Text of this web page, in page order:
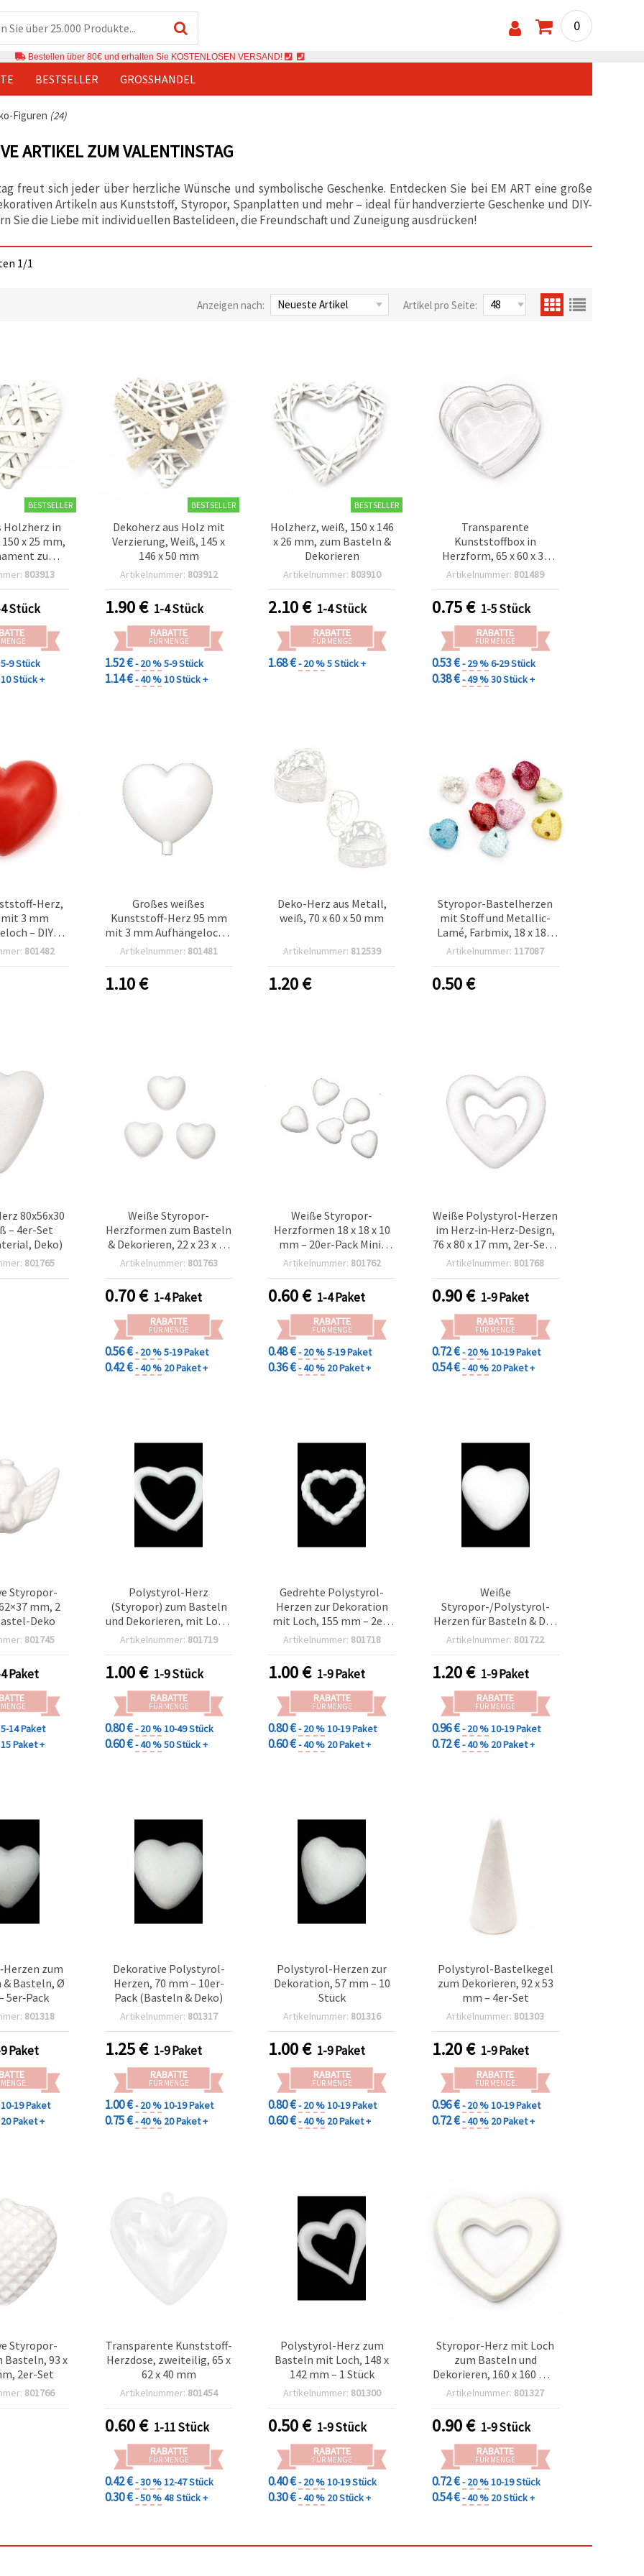
0
Bestellen über 80€ und erhalten Sie KOSTENLOSEN VERSAND!
BESTSELLER GROSSHANDEL
Figuren (24)
ARTIKEL ZUM VALENTINSTAG
freut sich jeder über herzliche Wünsche und symbolische Geschenke. Entdecken Sie bei EM ART eine große
Artikeln aus Kunststoff, Styropor, Spanplatten und mehr – ideal für handverzierte Geschenke und DIY-
Sie die Liebe mit individuellen Bastelideen, die Freundschaft und Zuneigung ausdrücken!
1/1
Anzeigen nach: Artikel pro Seite:
BESTSELLER
Holzherz in
x 25 mm,
zum
803913
Stück
5-9 Stück
10 Stück +
BESTSELLER
Dekoherz aus Holz mit
Verzierung, Weiß, 145 x
146 x 50 mm
Artikelnummer: 803912
1.90€ 1-4 Stück
RABATTE
FÜR MENGE
1.52 €- 20 %5-9 Stück
1.14 €- 40 %10 Stück +
BESTSELLER
Holzherz, weiß, 150 x 146
x 26 mm, zum Basteln &
Dekorieren
Artikelnummer: 803910
2.10€ 1-4 Stück
RABATTE
FÜR MENGE
1.68 €- 20 %5 Stück +
Transparente
Kunststoffbox in
Herzform, 65 x 60 x 30
mm
Artikelnummer: 801489
0.75€ 1-5 Stück
RABATTE
FÜR MENGE
0.53 €- 29 %6-29 Stück
0.38 €- 49 %30 Stück +
Herz,
3 mm
– DIY
&
801482
Großes weißes
Kunststoff-Herz 95 mm
mit 3 mm Aufhängeloch –
DIY Bastelrohling für
Valentinstag
Artikelnummer: 801481
1.10€
Deko-Herz aus Metall,
weiß, 70 x 60 x 50 mm
Artikelnummer: 812539
1.20€
Styropor-Bastelherzen
mit Stoff und Metallic-
Lamé, Farbmix, 18 x 18 x
10 mm – 10 Stück
Artikelnummer: 117087
0.50€
80x56x30
– 4er-Set
Deko)
801765
Weiße Styropor-
Herzformen zum Basteln
& Dekorieren, 22 x 23 x 15
mm, 20 Stück
Artikelnummer: 801763
0.70€ 1-4 Paket
RABATTE
FÜR MENGE
0.56 €- 20 %5-19 Paket
0.42 €- 40 % 20 Paket +
Weiße Styropor-
Herzformen 18 x 18 x 10
mm – 20er-Pack Mini-
Schaumstoff-Herzen zum
Artikelnummer: 801762
0.60€ 1-4 Paket
RABATTE
FÜR MENGE
0.48 €- 20 %5-19 Paket
0.36 €- 40 % 20 Paket +
Weiße Polystyrol-Herzen
im Herz‑in‑Herz‑Design,
76 x 80 x 17 mm, 2er-Set –
Styropor-Bastelrohlinge
für Hochzeit &
Valentinstag
Artikelnummer: 801768
0.90€ 1-9 Paket
RABATTE
FÜR MENGE
0.72 €- 20 %10-19 Paket
0.54 €- 40 % 20 Paket +
Styropor-
mm, 2
Deko
801745
Paket
5-14 Paket
15 Paket +
Polystyrol-Herz
(Styropor) zum Basteln
und Dekorieren, mit Loch,
230 mm, 1 Stück
Artikelnummer: 801719
1.00€ 1-9 Stück
RABATTE
FÜR MENGE
0.80 €- 20 %10-49 Stück
0.60 €- 40 %50 Stück +
Gedrehte Polystyrol-
Herzen zur Dekoration
mit Loch, 155 mm – 2er-
Set (Bastelbedarf)
Artikelnummer: 801718
1.00€ 1-9 Paket
RABATTE
FÜR MENGE
0.80 €- 20 %10-19 Paket
0.60 €- 40 % 20 Paket +
Weiße
Styropor-/Polystyrol-
Herzen für Basteln & DIY-
Dekoration, 93 x 90 mm –
Artikelnummer: 801722
1.20€ 1-9 Paket
RABATTE
FÜR MENGE
0.96 €- 20 %10-19 Paket
0.72 €- 40 % 20 Paket +
zum
& Basteln, Ø
5er‑Pack
801318
Paket
10-19 Paket
20 Paket +
Dekorative Polystyrol-
Herzen, 70 mm – 10er-
Pack (Basteln & Deko)
Artikelnummer: 801317
1.25€ 1-9 Paket
RABATTE
FÜR MENGE
1.00 €- 20 %10-19 Paket
0.75 €- 40 % 20 Paket +
Polystyrol-Herzen zur
Dekoration, 57 mm – 10
Stück
Artikelnummer: 801316
1.00€ 1-9 Paket
RABATTE
FÜR MENGE
0.80 €- 20 %10-19 Paket
0.60 €- 40 % 20 Paket +
Polystyrol-Bastelkegel
zum Dekorieren, 92 x 53
mm – 4er-Set
Artikelnummer: 801303
1.20€ 1-9 Paket
RABATTE
FÜR MENGE
0.96 €- 20 %10-19 Paket
0.72 €- 40 % 20 Paket +
Styropor-
Basteln, 93 x
2er-Set
801766
Transparente Kunststoff-
Herzdose, zweiteilig, 65 x
62 x 40 mm
Artikelnummer: 801454
0.60€ 1-11 Stück
RABATTE
FÜR MENGE
0.42 €- 30 %12-47 Stück
0.30 €- 50 %48 Stück +
Polystyrol-Herz zum
Basteln mit Loch, 148 x
142 mm – 1 Stück
Artikelnummer: 801300
0.50€ 1-9 Stück
RABATTE
FÜR MENGE
0.40 €- 20 %10-19 Stück
0.30 €- 40 % 20 Stück +
Styropor-Herz mit Loch
zum Basteln und
Dekorieren, 160 x 160 mm
- 1 Stück
Artikelnummer: 801327
0.90€ 1-9 Stück
RABATTE
FÜR MENGE
0.72 €- 20 %10-19 Stück
0.54 €- 40 % 20 Stück +